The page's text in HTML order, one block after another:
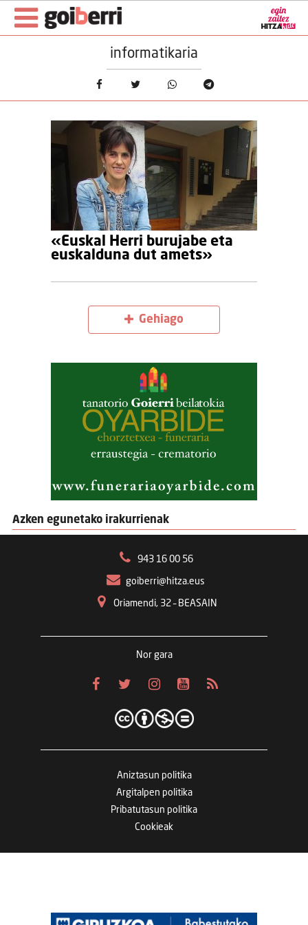
informatikaria
«Euskal Herri burujabe eta
euskalduna dut amets»
Gehiago
Azken egunetako irakurrienak
943 16 00 56
goiberri@hitza.eus
Oriamendi, 32 – BEASAIN
Nor gara
Aniztasun politika
Argitalpen politika
Pribatutasun politika
Cookieak